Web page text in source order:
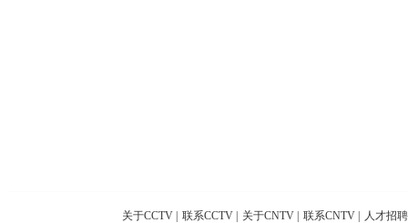
关于CCTV | 联系CCTV | 关于CNTV | 联系CNTV | 人才招聘